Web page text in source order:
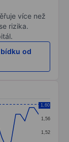
více než
rizika.
od
1,52
1,56
1,60